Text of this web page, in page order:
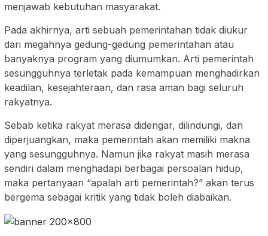
menjawab kebutuhan masyarakat.
Pada akhirnya, arti sebuah pemerintahan tidak diukur
dari megahnya gedung-gedung pemerintahan atau
banyaknya program yang diumumkan. Arti pemerintah
sesungguhnya terletak pada kemampuan menghadirkan
keadilan, kesejahteraan, dan rasa aman bagi seluruh
rakyatnya.
Sebab ketika rakyat merasa didengar, dilindungi, dan
diperjuangkan, maka pemerintah akan memiliki makna
yang sesungguhnya. Namun jika rakyat masih merasa
sendiri dalam menghadapi berbagai persoalan hidup,
maka pertanyaan “apalah arti pemerintah?” akan terus
bergema sebagai kritik yang tidak boleh diabaikan.